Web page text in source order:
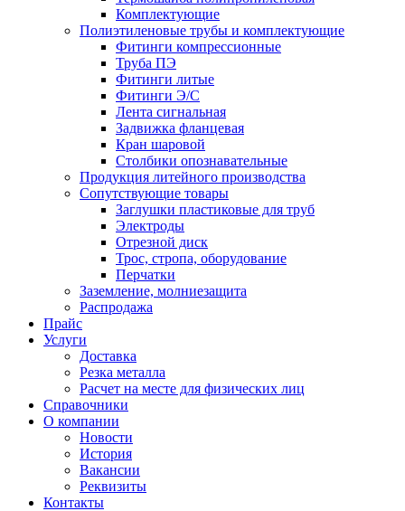
Комплектующие
Полиэтиленовые трубы и комплектующие
Фитинги компрессионные
Труба ПЭ
Фитинги литые
Фитинги Э/С
Лента сигнальная
Задвижка фланцевая
Кран шаровой
Столбики опознавательные
Продукция литейного производства
Сопутствующие товары
Заглушки пластиковые для труб
Электроды
Отрезной диск
Трос, стропа, оборудование
Перчатки
Заземление, молниезащита
Распродажа
Прайс
Услуги
Доставка
Резка металла
Расчет на месте для физических лиц
Справочники
О компании
Новости
История
Вакансии
Реквизиты
Контакты